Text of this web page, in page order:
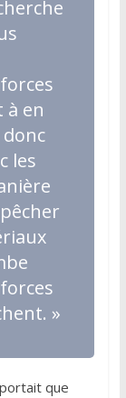
à en
les
»
que